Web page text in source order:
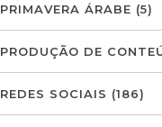
PRIMAVERA ÁRABE (5)
PRODUÇÃO DE
REDES SOCIAIS (186)